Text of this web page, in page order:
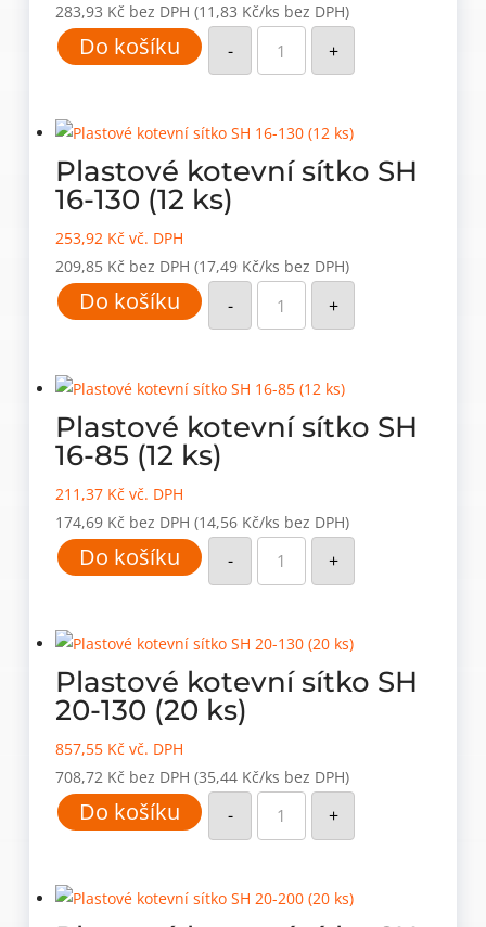
283,93 Kč bez DPH (11,83 Kč/ks bez DPH)
Do košíku -
Plastové
kotevní
sítko
SH
(24
ks)
+
Plastové kotevní sítko SH
16-130 (12 ks)
253,92 Kč vč. DPH
209,85 Kč bez DPH (17,49 Kč/ks bez DPH)
Do košíku -
Plastové
kotevní
sítko
SH
ks)
+
Plastové kotevní sítko SH
16-85 (12 ks)
211,37 Kč vč. DPH
174,69 Kč bez DPH (14,56 Kč/ks bez DPH)
Do košíku -
Plastové
kotevní
sítko
SH
ks)
+
Plastové kotevní sítko SH
20-130 (20 ks)
857,55 Kč vč. DPH
708,72 Kč bez DPH (35,44 Kč/ks bez DPH)
Do košíku -
Plastové
kotevní
sítko
SH
(20
ks)
+